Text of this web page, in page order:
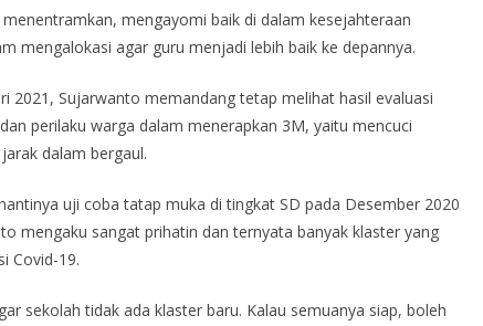
mengayomi baik di dalam kesejahteraan
mengalokasi agar guru menjadi lebih baik ke depannya.
2021, Sujarwanto memandang tetap melihat hasil evaluasi
perilaku warga dalam menerapkan 3M, yaitu mencuci
dalam bergaul.
uji coba tatap muka di tingkat SD pada Desember 2020
mengaku sangat prihatin dan ternyata banyak klaster yang
Covid-19.
sekolah tidak ada klaster baru. Kalau semuanya siap, boleh